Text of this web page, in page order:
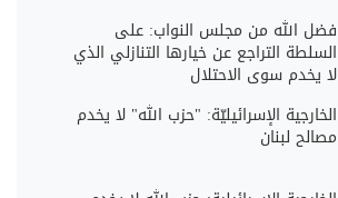
فضل الله من مجلس النواب: على
السلطة التراجع عن خيارها التنازلي الذي
لا يخدم سوى الاحتلال
الخارجية الإسرائيليّة: "حزب الله" لا يخدم
مصالح لبنان